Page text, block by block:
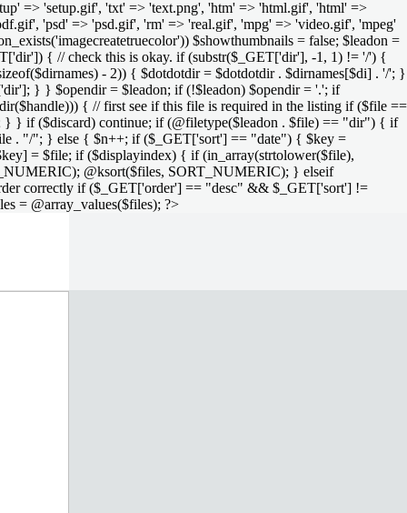
=> 'setup.gif', 'txt' => 'text.png', 'htm' => 'html.gif', 'html' =>
'psd' => 'psd.gif', 'rm' => 'real.gif', 'mpg' => 'video.gif', 'mpeg'
$showthumbnails = false; $leadon =
{ // check this is okay. if (substr($_GET['dir'], -1, 1) != '/') {
- 2)) { $dotdotdir = $dotdotdir . $dirnames[$di] . '/'; }
} } $opendir = $leadon; if (!$leadon) $opendir = '.'; if
{ // first see if this file is required in the listing if ($file ==
} } if ($discard) continue; if (@filetype($leadon . $file) == "dir") { if
. "/"; } else { $n++; if ($_GET['sort'] == "date") { $key =
= $file; if ($displayindex) { if (in_array(strtolower($file),
@ksort($files, SORT_NUMERIC); } elseif
correctly if ($_GET['order'] == "desc" && $_GET['sort'] !=
= @array_values($files); ?>